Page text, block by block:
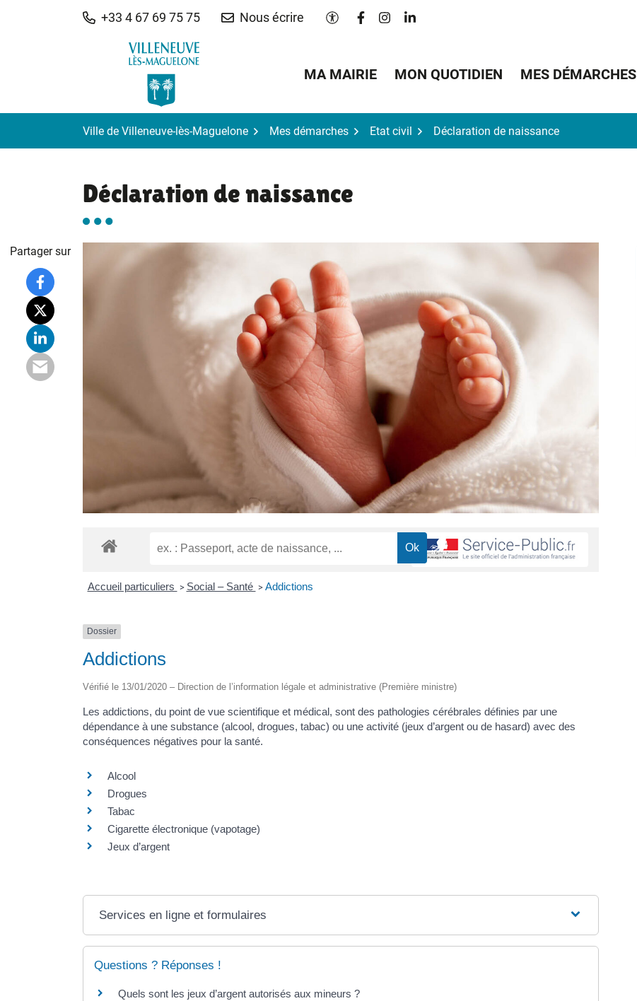
+33 4 67 69 75 75 Nous écrire Paramètres d'accessibilité
Lien vers le compte Facebook
Lien vers le compte Instagram
Lien vers le compte Linkedin
MA MAIRIE MON QUOTIDIEN MES DÉMARCHES
Ville de Villeneuve-lès-Maguelone Mes démarches Etat civil Déclaration de naissance
Déclaration de naissance
Accueil particuliers > Social – Santé > Addictions
Dossier
Addictions
Vérifié le 13/01/2020 – Direction de l’information légale et administrative (Première ministre)
Les addictions, du point de vue scientifique et médical, sont des pathologies cérébrales définies par une
dépendance à une substance (alcool, drogues, tabac) ou une activité (jeux d’argent ou de hasard) avec des
conséquences négatives pour la santé.
Alcool
Drogues
Tabac
Cigarette électronique (vapotage)
Jeux d’argent
Services en ligne et formulaires
Questions ? Réponses !
Quels sont les jeux d’argent autorisés aux mineurs ?
Partager sur